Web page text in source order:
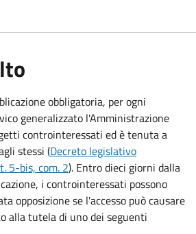
obbligatoria, per ogni
generalizzato l'Amministrazione
controinteressati ed è tenuta a
stessi (Decreto legislativo
5-bis, com. 2). Entro dieci giorni dalla
i controinteressati possono
opposizione se l'accesso può causare
alla tutela di uno dei seguenti